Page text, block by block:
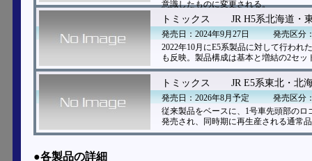
意識したものに変更される。
トミックス JR H5系北海道・
発売日：2024年9月27日
発売区分
2022年10月にE5系製品に対して行われ
も反映。製品構成は基本と増結の2セッ
トミックス JR E5系東北・北
発売日：2026年8月予定
発売区分
従来製品をベースに、1号車先頭部の
発売され、同時期に再生産される通常
●各製品の詳細